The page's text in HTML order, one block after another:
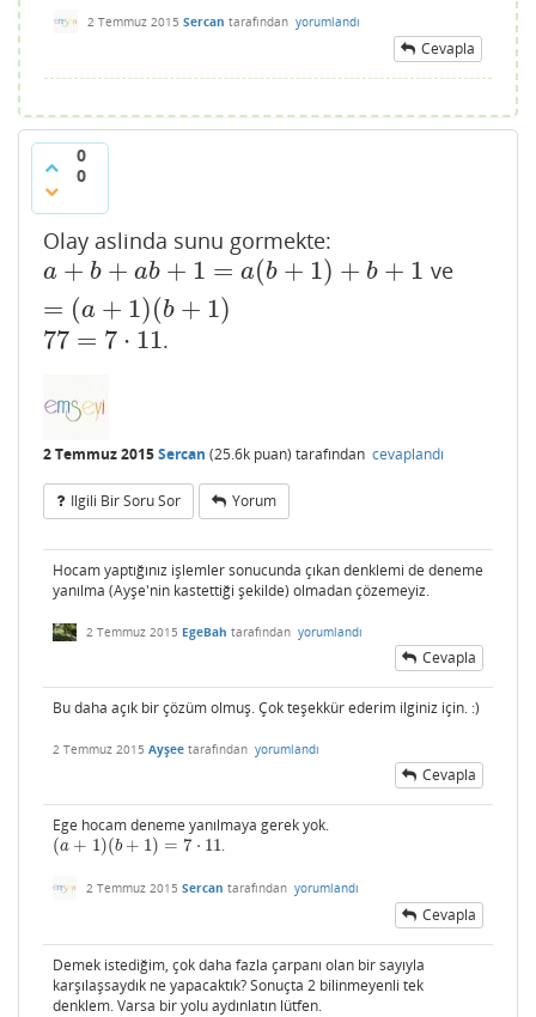
2 Temmuz 2015 Sercan tarafından yorumlandı
Cevapla
0
0
Olay aslinda sunu gormekte:
a + b + ab + 1 = a(b + 1) + b + 1
= (a + 1)(b + 1)
a+b+a b+ 1=a (b+1 +b +1=( a+ 1)(b+1 ) ve
77 = 7 ⋅ 11
77=7⋅ 11 .
2 Temmuz 2015Sercan (25.6k puan) tarafından cevaplandı
Ilgili Bir Soru Sor Yorum
Hocam yaptığınız işlemler sonucunda çıkan denklemi de deneme
yanılma (Ayşe'nin kastettiği şekilde) olmadan çözemeyiz.
2 Temmuz 2015 EgeBah tarafından yorumlandı
Cevapla
Bu daha açık bir çözüm olmuş. Çok teşekkür ederim ilginiz için. :)
2 Temmuz 2015 Ayşee tarafından yorumlandı
Cevapla
Ege hocam deneme yanılmaya gerek yok.
(a + 1)(b + 1) = 7 ⋅ 11
(a+ 1) b+1)=7 11 .
2 Temmuz 2015 Sercan tarafından yorumlandı
Cevapla
Demek istediğim, çok daha fazla çarpanı olan bir sayıyla
karşılaşsaydık ne yapacaktık? Sonuçta 2 bilinmeyenli tek
denklem. Varsa bir yolu aydınlatın lütfen.